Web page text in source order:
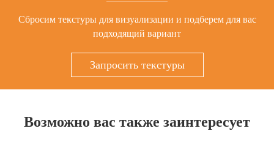
Сбросим текстуры для визуализации и подберем для вас
подходящий вариант
Запросить текстуры
Возможно вас также заинтересует